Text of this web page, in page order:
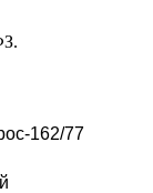
162/77